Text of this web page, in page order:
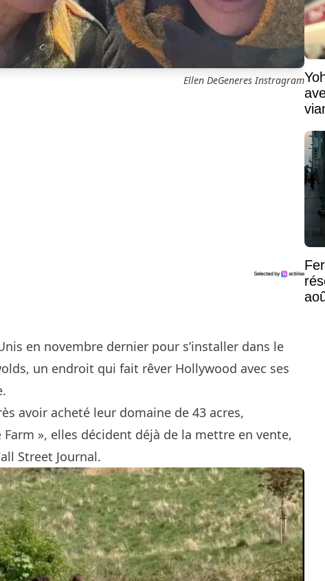
Ellen DeGeneres Instragram
en novembre dernier pour s’installer dans le
un endroit qui fait rêver Hollywood avec ses
avoir acheté leur domaine de 43 acres,
», elles décident déjà de la mettre en vente,
Street Journal.